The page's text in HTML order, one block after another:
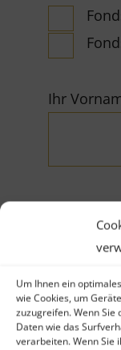
Um Ihnen ein
wie Cookies, um
zuzugreifen. Wenn Sie
Daten wie das
verarbeiten. Wenn Sie
Ihr
Ihr